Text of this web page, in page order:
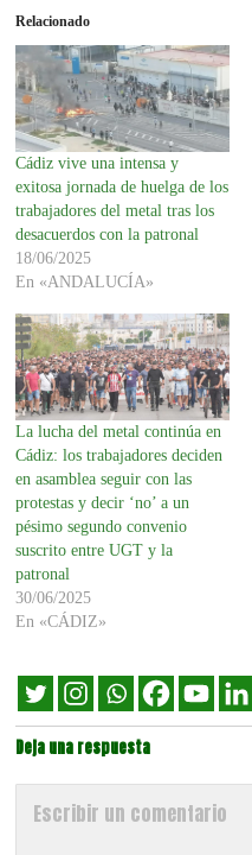
Relacionado
Cádiz vive una intensa y
exitosa jornada de huelga de los
trabajadores del metal tras los
desacuerdos con la patronal
18/06/2025
En «ANDALUCÍA»
La lucha del metal continúa en
Cádiz: los trabajadores deciden
en asamblea seguir con las
protestas y decir ‘no’ a un
pésimo segundo convenio
suscrito entre UGT y la
patronal
30/06/2025
En «CÁDIZ»
Deja una respuesta